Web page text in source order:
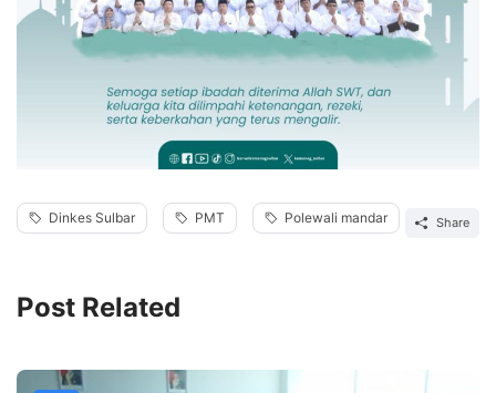
Dinkes Sulbar PMT Polewali mandar Share
Post Related